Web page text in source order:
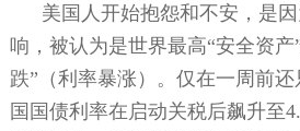
美国人开始抱怨和不安，是
响，被认为是世界最高“安全资产
跌”（利率暴涨）。仅在一周前还
国国债利率在启动关税后飙升至